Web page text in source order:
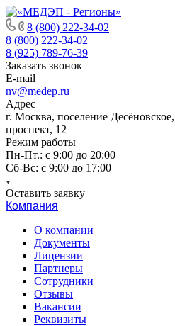
8 (800) 222-34-02
8 (800) 222-34-02
8 (925) 789-76-39
Заказать звонок
E-mail
nv@medep.ru
Адрес
г. Москва, поселение
проспект, 12
Режим работы
Пн-Пт.: с 9:00 до 20:00
Cб-Вс: с 9:00 до 17:00
Оставить заявку
Компания
О компании
Документы
Лицензии
Партнеры
Сотрудники
Отзывы
Вакансии
Реквизиты